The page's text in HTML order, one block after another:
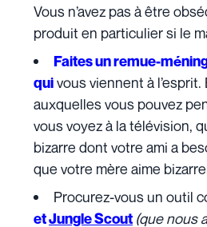
Vous n’avez pas à être
produit en particulier si le
Faites un remue-
quivous viennent à
auxquelles vous pouvez
vous voyez à la télévision,
bizarre dont votre ami a
que votre mère aime
Procurez-vous un outil
etJungle Scout (que nous